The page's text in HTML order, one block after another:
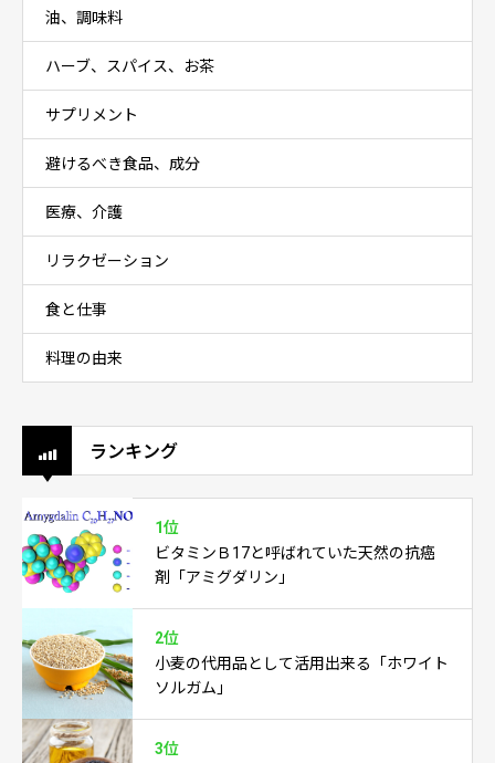
油、調味料
ハーブ、スパイス、お茶
サプリメント
避けるべき食品、成分
医療、介護
リラクゼーション
食と仕事
料理の由来
ランキング
1位
ビタミンＢ17と呼ばれていた天然の抗癌
剤「アミグダリン」
2位
小麦の代用品として活用出来る「ホワイト
ソルガム」
3位